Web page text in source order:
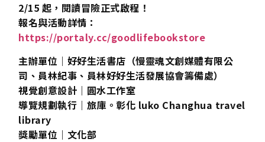
2/15 起，閱讀冒險正式啟程！
報名與活動詳情：
https://portaly.cc/goodlifebookstore
主辦單位｜好好生活書店（慢靈魂文創媒體有限公
司、員林紀事、員林好好生活發展協會籌備處）
視覺創意設計｜圓水工作室
導覽規劃執行｜旅庫。彰化 luko Changhua travel
library
獎勵單位｜文化部